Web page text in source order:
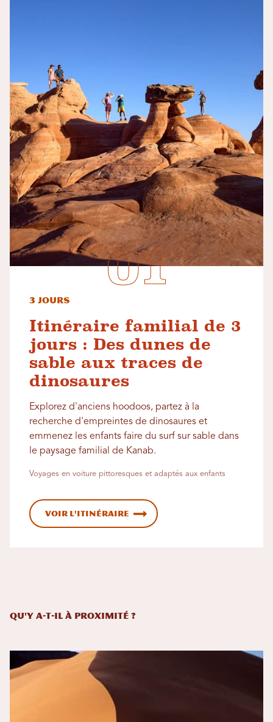
3 jours
Itinéraire familial de 3
jours : Des dunes de
sable aux traces de
dinosaures
Explorez d'anciens hoodoos, partez à la
recherche d'empreintes de dinosaures et
emmenez les enfants faire du surf sur sable dans
le paysage familial de Kanab.
Voyages en voiture pittoresques et adaptés aux enfants
Voir l'itinéraire
Qu'y a-t-il à proximité ?